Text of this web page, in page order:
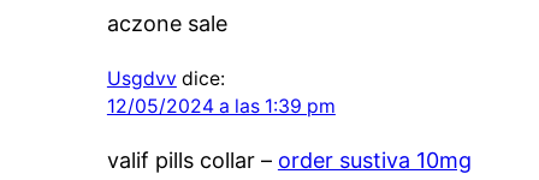
aczone sale
Usgdvv dice:
12/05/2024 a las 1:39 pm
valif pills collar – order sustiva 10mg